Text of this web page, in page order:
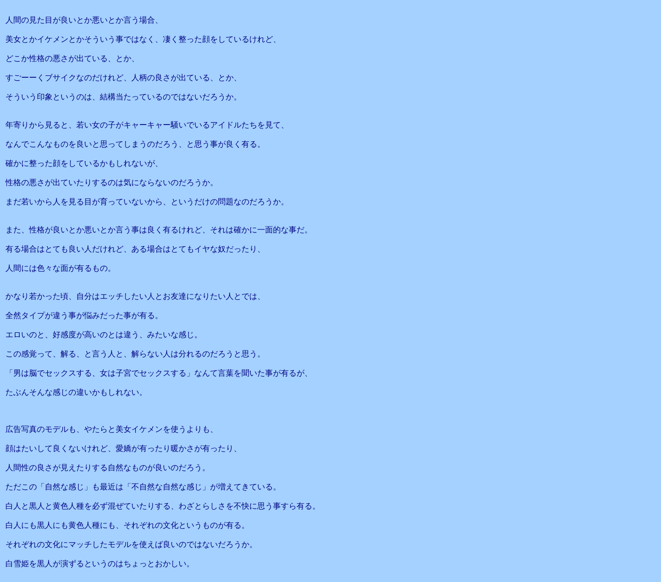
人間の見た目が良いとか悪いとか言う場合、
美女とかイケメンとかそういう事ではなく、凄く整った顔をしているけれど、
どこか性格の悪さが出ている、とか、
すごーーくブサイクなのだけれど、人柄の良さが出ている、とか、
そういう印象というのは、結構当たっているのではないだろうか。
年寄りから見ると、若い女の子がキャーキャー騒いでいるアイドルたちを見て、
なんでこんなものを良いと思ってしまうのだろう、と思う事が良く有る。
確かに整った顔をしているかもしれないが、
性格の悪さが出ていたりするのは気にならないのだろうか。
まだ若いから人を見る目が育っていないから、というだけの問題なのだろうか。
また、性格が良いとか悪いとか言う事は良く有るけれど、それは確かに一面的な事だ。
有る場合はとても良い人だけれど、ある場合はとてもイヤな奴だったり、
人間には色々な面が有るもの。
かなり若かった頃、自分はエッチしたい人とお友達になりたい人とでは、
全然タイプが違う事が悩みだった事が有る。
エロいのと、好感度が高いのとは違う、みたいな感じ。
この感覚って、解る、と言う人と、解らない人は分れるのだろうと思う。
「男は脳でセックスする、女は子宮でセックスする」なんて言葉を聞いた事が有るが、
たぶんそんな感じの違いかもしれない。
広告写真のモデルも、やたらと美女イケメンを使うよりも、
顔はたいして良くないけれど、愛嬌が有ったり暖かさが有ったり、
人間性の良さが見えたりする自然なものが良いのだろう。
ただこの「自然な感じ」も最近は「不自然な自然な感じ」が増えてきている。
白人と黒人と黄色人種を必ず混ぜていたりする、わざとらしさを不快に思う事すら有る。
白人にも黒人にも黄色人種にも、それぞれの文化というものが有る。
それぞれの文化にマッチしたモデルを使えば良いのではないだろうか。
白雪姫を黒人が演ずるというのはちょっとおかしい。